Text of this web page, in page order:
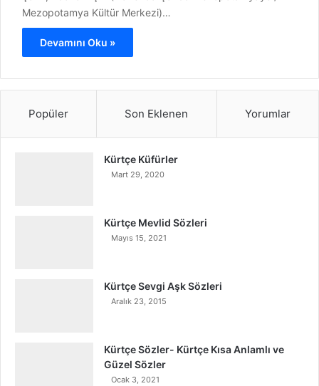
Mezopotamya Kültür Merkezi)…
Devamını Oku »
Popüler Son Eklenen Yorumlar
Kürtçe Küfürler
Mart 29, 2020
Kürtçe Mevlid Sözleri
Mayıs 15, 2021
Kürtçe Sevgi Aşk Sözleri
Aralık 23, 2015
Kürtçe Sözler- Kürtçe Kısa Anlamlı ve
Güzel Sözler
Ocak 3, 2021